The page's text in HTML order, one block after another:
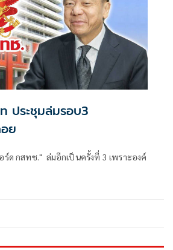
3
ย
ด กสทช." ล่มอีกเป็นครั้งที่ 3 เพราะองค์